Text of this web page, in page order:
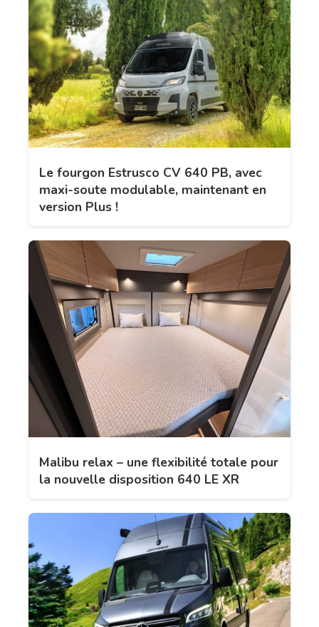
Le fourgon Estrusco CV 640 PB, avec
maxi-soute modulable, maintenant en
version Plus !
Malibu relax – une flexibilité totale pour
la nouvelle disposition 640 LE XR